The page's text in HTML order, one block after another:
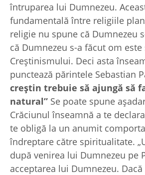
întruparea lui Dumnezeu.
fundamentală între religiile
religie nu spune că Dumnezeu
că Dumnezeu s-a făcut om este
Creștinismului. Deci asta
punctează părintele Sebastian
creștin trebuie să ajungă să
natural” Se poate spune
Crăciunul înseamnă a te
te obligă la un anumit
îndreptare către spiritualitate.
după venirea lui Dumnezeu pe
acceptarea lui Dumnezeu. Dacă